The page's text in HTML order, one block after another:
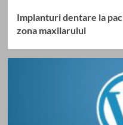
Implanturi dentare la
zona maxilarului